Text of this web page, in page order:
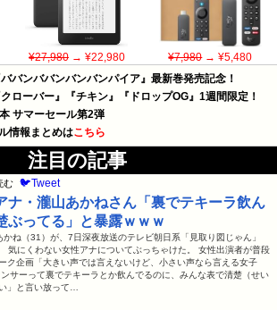
¥27,980→ ¥22,980 ¥7,980→ ¥5,480
バンババンバンバンパイア』最新巻発売記念！
ローバー』『チキン』『ドロップOG』1週間限定！
サマーセール第2弾
情報まとめはこちら
注目の記事
む 🐦Tweet
ナ・瀧山あかねさん「裏でテキーラ飲ん
ぶってる」と暴露ｗｗｗ
ね（31）が、7日深夜放送のテレビ朝日系「見取り図じゃん」
気にくわない女性アナについてぶっちゃけた。 女性出演者が普段
ク企画「大きい声では言えないけど、小さい声なら言える女子
サーって裏でテキーラとか飲んでるのに、みんな表で清楚（せい
」と言い放って…